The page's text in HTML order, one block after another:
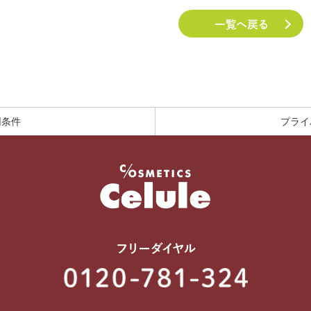
件 プラ